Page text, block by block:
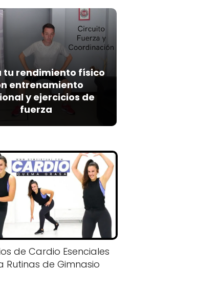
tu rendimiento físico
entrenamiento
y ejercicios de
fuerza
de Cardio Esenciales
Rutinas de Gimnasio